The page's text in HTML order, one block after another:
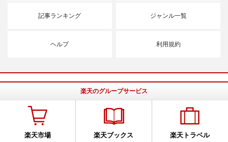
記事ランキング ジャンル一覧
ヘルプ 利用規約
楽天のグループサービス
楽天市場 楽天ブックス 楽天トラベル